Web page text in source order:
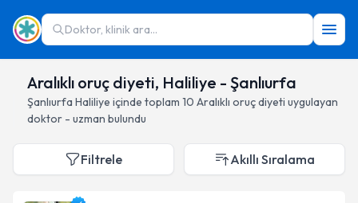
Doktor, klinik ara...
Aralıklı oruç diyeti, Haliliye - Şanlıurfa
Şanlıurfa Haliliye içinde toplam 10 Aralıklı oruç diyeti uygulayan
doktor - uzman bulundu
Filtrele Akıllı Sıralama